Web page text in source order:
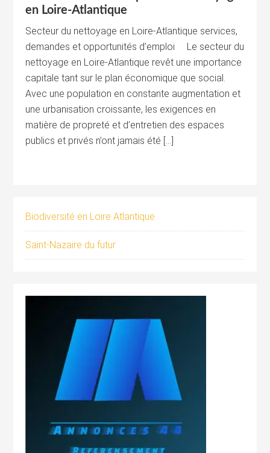
en Loire-Atlantique
Secteur du nettoyage en Loire-Atlantique services,
demandes et opportunités d’emploi Le secteur du
nettoyage en Loire-Atlantique revêt une importance
capitale tant sur le plan économique que social.
Avec une population en constante augmentation et
une urbanisation croissante, les exigences en
matière de propreté et d’entretien des espaces
publics et privés n’ont jamais été […]
Biodiversité en Loire Atlantique
Saint-Nazaire du futur